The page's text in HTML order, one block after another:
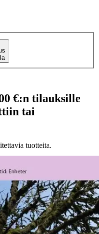
€:n tilauksille
tai
tuotteita.